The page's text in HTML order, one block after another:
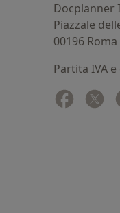
Docplanner
Piazzale
00196
Partita IVA
si apre